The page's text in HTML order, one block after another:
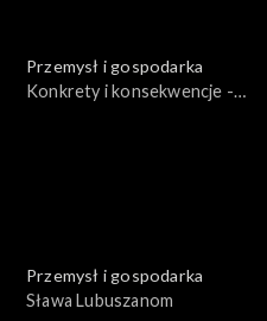
Przemysł i gospodarka
Konkrety i konsekwencje -
Przemysł i gospodarka
Sława Lubuszanom